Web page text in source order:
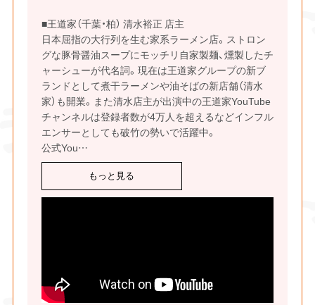
■王道家（千葉・柏） 清水裕正 店主
日本屈指の大行列を生む家系ラーメン店。ストロン
グな豚骨醤油スープにモッチリ自家製麺、燻製したチ
ャーシューが代名詞。現在は王道家グループの新ブ
ランドとして煮干ラーメンや油そばの新店舗（清水
家）も開業。また清水店主が出演中の王道家YouTube
チャンネルは登録者数が4万人を超えるなどインフル
エンサーとしても破竹の勢いで活躍中。
公式You…
もっと見る